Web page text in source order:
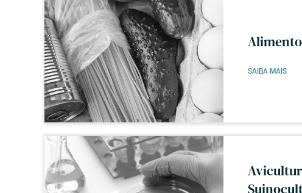
SAIBA MAIS